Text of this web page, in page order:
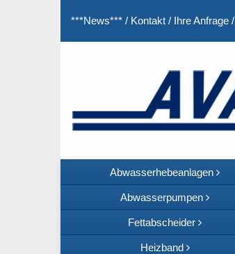
***News*** / Kontakt / Ihre Anfrage /
Abwasserhebeanlagen
Abwasserpumpen
Fettabscheider
Heizband